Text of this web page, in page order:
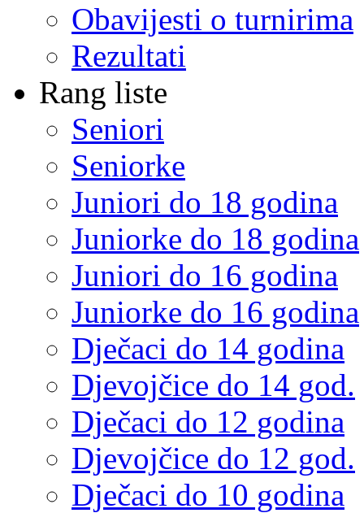
Obavijesti o turnirima
Rezultati
Rang liste
Seniori
Seniorke
Juniori do 18 godina
Juniorke do 18 godina
Juniori do 16 godina
Juniorke do 16 godina
Dječaci do 14 godina
Djevojčice do 14 god.
Dječaci do 12 godina
Djevojčice do 12 god.
Dječaci do 10 godina